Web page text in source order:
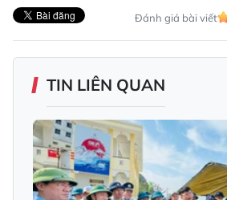
Đánh giá bài viết
TIN LIÊN QUAN